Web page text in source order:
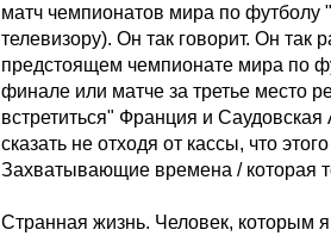
матч чемпионатов мира по футболу
телевизору). Он так говорит. Он так
предстоящем чемпионате мира по
финале или матче за третье место
встретиться" Франция и
сказать не отходя от кассы, что
Захватывающие времена / которая
Странная жизнь. Человек, которым